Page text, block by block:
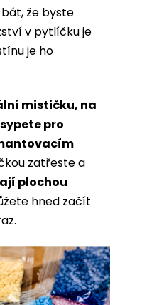
že byste
v pytlíčku je
je ho
mističku, na
pro
zatřeste a
plochou
hned začít